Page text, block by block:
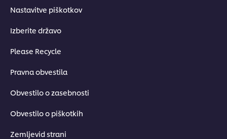
Nastavitve piškotkov
Izberite državo
Please Recycle
Pravna obvestila
Obvestilo o zasebnosti
Obvestilo o piškotkih
Zemljevid strani